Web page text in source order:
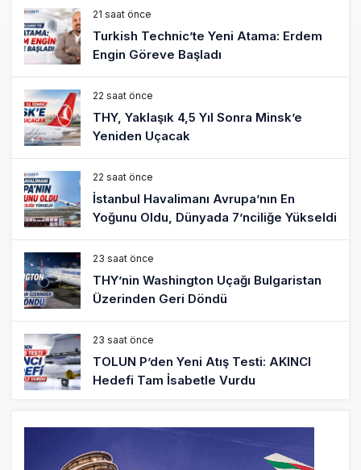
21 saat önce
Turkish Technic’te Yeni Atama: Erdem
Engin Göreve Başladı
22 saat önce
THY, Yaklaşık 4,5 Yıl Sonra Minsk’e
Yeniden Uçacak
22 saat önce
İstanbul Havalimanı Avrupa’nın En
Yoğunu Oldu, Dünyada 7’nciliğe Yükseldi
23 saat önce
THY’nin Washington Uçağı Bulgaristan
Üzerinden Geri Döndü
23 saat önce
TOLUN P’den Yeni Atış Testi: AKINCI
Hedefi Tam İsabetle Vurdu
Türkiye’nin Milli Motor Projelerinde Yeni
Dönem: TEI TEKNOLOJİ Kuruldu